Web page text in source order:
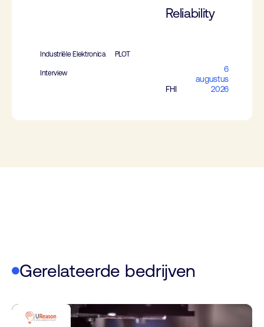
Reliability
Industriële Elektronica PLOT
Interview
FHI
6
augustus
2026
Gerelateerde bedrijven